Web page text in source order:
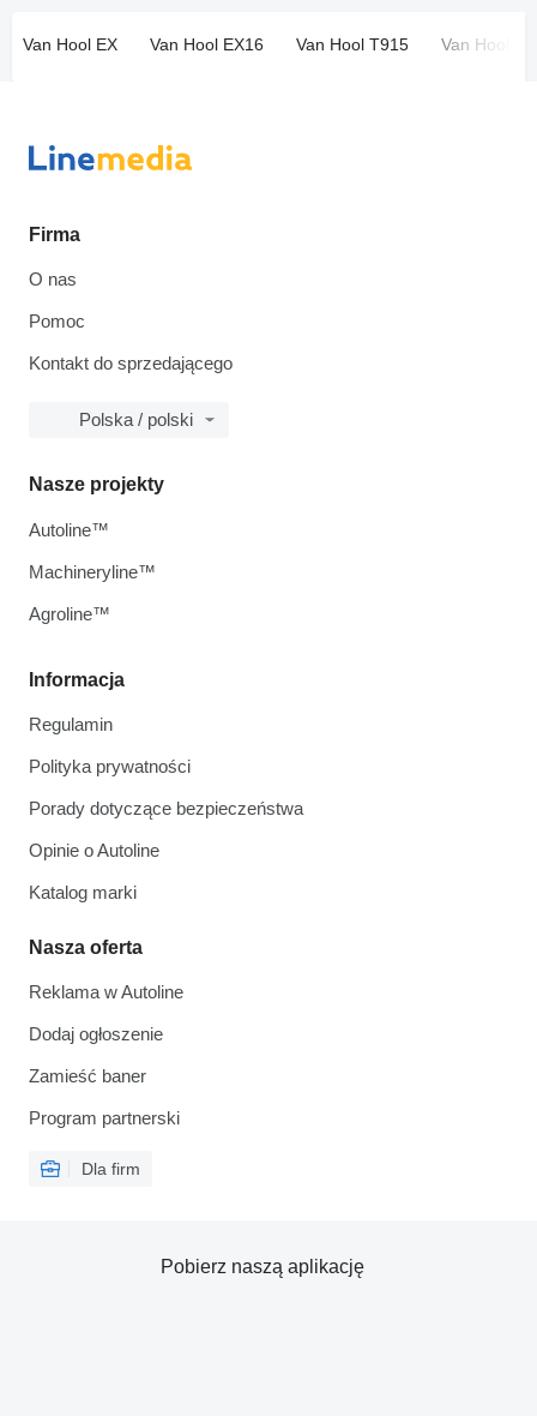
Van Hool EX Van Hool EX16 Van Hool T915 Van Hool
Firma
O nas
Pomoc
Kontakt do sprzedającego
Polska / polski
Informacja
Regulamin
Polityka prywatności
Porady dotyczące bezpieczeństwa
Opinie o Autoline
Katalog marki
Nasza oferta
Reklama w Autoline
Dodaj ogłoszenie
Zamieść baner
Program partnerski
Dla firm
Nasze projekty
Autoline™
Machineryline™
Agroline™
Pobierz naszą aplikację